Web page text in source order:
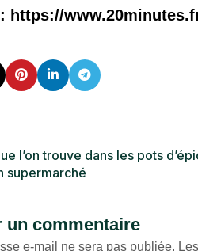
: https://
l’on trouve dans les pots
supermarché
un commentaire
e-mail ne sera pas publiée.